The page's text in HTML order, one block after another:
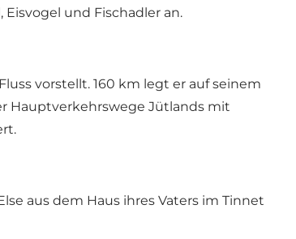
und Fischadler an.
vorstellt. 160 km legt er auf seinem
Hauptverkehrswege Jütlands mit
aus dem Haus ihres Vaters im Tinnet